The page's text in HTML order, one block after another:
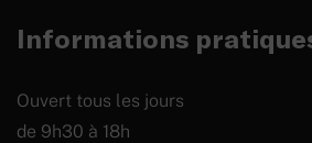
Informations
Ouvert tous les jours
de 9h30 à 18h